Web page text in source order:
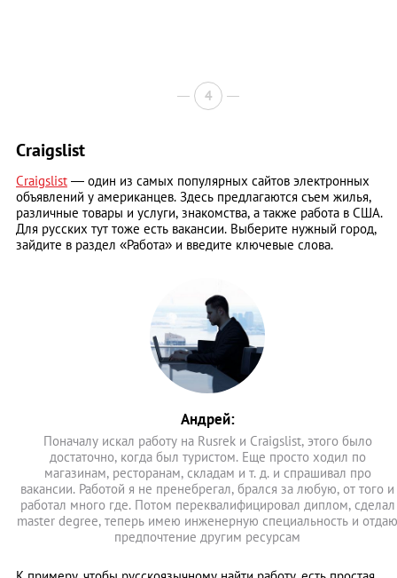
4
Craigslist
Craigslist — один из самых популярных сайтов электронных
объявлений у американцев. Здесь предлагаются съем жилья,
различные товары и услуги, знакомства, а также работа в США.
Для русских тут тоже есть вакансии. Выберите нужный город,
зайдите в раздел «Работа» и введите ключевые слова.
Андрей:
Поначалу искал работу на Rusrek и Craigslist, этого было
достаточно, когда был туристом. Еще просто ходил по
магазинам, ресторанам, складам и т. д. и спрашивал про
вакансии. Работой я не пренебрегал, брался за любую, от того и
работал много где. Потом переквалифицировал диплом, сделал
master degree, теперь имею инженерную специальность и отдаю
предпочтение другим ресурсам